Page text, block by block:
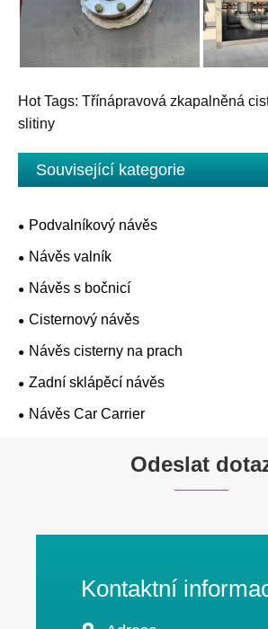
Hot Tags: Třínápravová zkapalněná
slitiny
Související kategorie
Podvalníkový návěs
Návěs valník
Návěs s bočnicí
Cisternový návěs
Návěs cisterny na prach
Zadní sklápěcí návěs
Návěs Car Carrier
Odeslat
Kontaktní